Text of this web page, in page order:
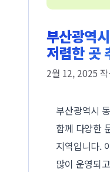
부산광역
저렴한 곳
2월 12, 2025
부산광역시
함께 다양한
지역입니다.
많이 운영되